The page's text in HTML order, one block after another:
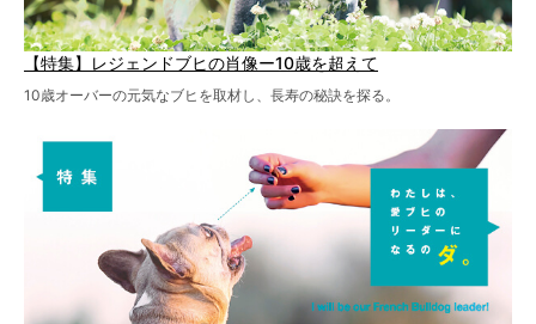
【特集】レジェンドブヒの肖像ー10歳を超えて
10歳オーバーの元気なブヒを取材し、長寿の秘訣を探る。